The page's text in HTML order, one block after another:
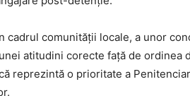
cadrul comunităţii locale, a unor
atitudini corecte faţă de ordinea
reprezintă o prioritate a